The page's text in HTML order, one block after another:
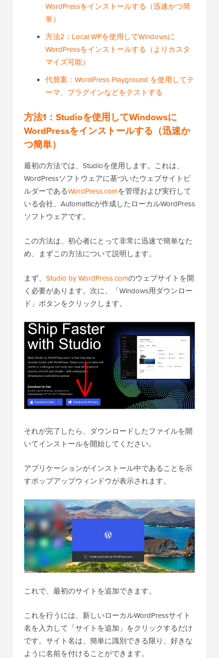
WordPressをインストールする（迅速かつ簡
単）
方法2：Local WPを使用してWindowsに
WordPressをインストールする（よりカスタ
マイズ可能）
代替案：WordPress Playground を使用してテ
ーマ、プラグインなどをテストする
方法1：Studioを使用してWindowsに
WordPressをインストールする（迅速か
つ簡単）
最初の方法では、Studioを使用します。これは、
WordPressソフトウェアに基づいたウェブサイトビ
ルダーであるWordPress.comを管理および実行して
いる会社、Automatticが作成したローカルWordPress
ソフトウェアです。
この方法は、初心者にとって非常に迅速で簡単なた
め、まずこの方法について説明します。
まず、 Studio by WordPress.comのウェブサイトを開
く必要があります。次に、「Windows用ダウンロー
ド」ボタンをクリックします。
それが完了したら、ダウンロードしたファイルを開
いてインストールを開始してください。
アプリケーションがインストール中であることを示
すポップアップウィンドウが表示されます。
これで、最初のサイトを追加できます。
これを行うには、新しいローカルWordPressサイト
名を入力して「サイトを追加」をクリックするだけ
です。サイト名は、簡単に識別できる限り、好きな
ように名前を付けることができます。